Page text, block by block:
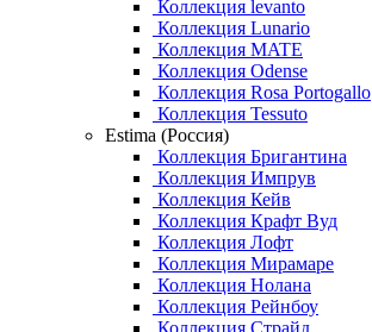
Коллекция levanto
Коллекция Lunario
Коллекция MATE
Коллекция Odense
Коллекция Rosa Portogallo
Коллекция Tessuto
Estima (Россия)
Коллекция Бригантина
Коллекция Импрув
Коллекция Кейв
Коллекция Крафт Вуд
Коллекция Лофт
Коллекция Мирамаре
Коллекция Нолана
Коллекция Рейнбоу
Коллекция Страйд